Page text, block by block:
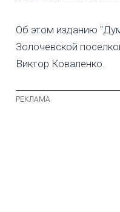
Об этом изданию
Золочевской
Виктор Коваленко.